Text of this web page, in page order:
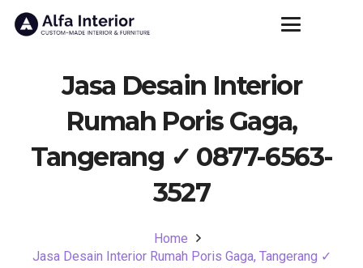
Jasa Desain Interior
Rumah Poris Gaga,
Tangerang ✓ 0877-6563-
3527
Home
Jasa Desain Interior Rumah Poris Gaga, Tangerang ✓